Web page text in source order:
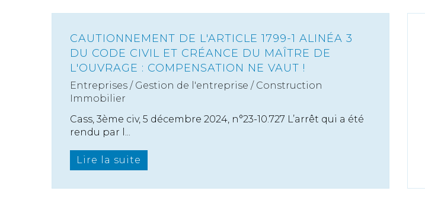
CAUTIONNEMENT DE L'ARTICLE 1799-1 ALINÉA 3
DU CODE CIVIL ET CRÉANCE DU MAÎTRE DE
L'OUVRAGE : COMPENSATION NE VAUT !
Entreprises / Gestion de l'entreprise / Construction
Immobilier
Cass, 3ème civ, 5 décembre 2024, n°23-10.727 L’arrêt qui a été
rendu par l...
Lire la suite